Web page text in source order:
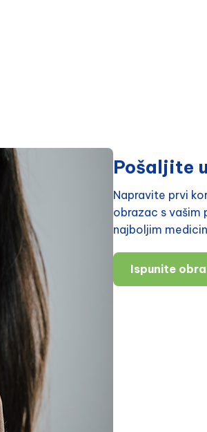
Pošaljite
Napravite prvi
obrazac s vašim
najboljim
Ispunite